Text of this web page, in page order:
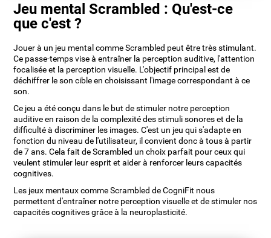
Jeu mental Scrambled : Qu'est-ce
que c'est ?
Jouer à un jeu mental comme Scrambled peut être très stimulant.
Ce passe-temps vise à entraîner la perception auditive, l'attention
focalisée et la perception visuelle. L'objectif principal est de
déchiffrer le son cible en choisissant l'image correspondant à ce
son.
Ce jeu a été conçu dans le but de stimuler notre perception
auditive en raison de la complexité des stimuli sonores et de la
difficulté à discriminer les images. C'est un jeu qui s'adapte en
fonction du niveau de l'utilisateur, il convient donc à tous à partir
de 7 ans. Cela fait de Scrambled un choix parfait pour ceux qui
veulent stimuler leur esprit et aider à renforcer leurs capacités
cognitives.
Les jeux mentaux comme Scrambled de CogniFit nous
permettent d'entraîner notre perception visuelle et de stimuler nos
capacités cognitives grâce à la neuroplasticité.